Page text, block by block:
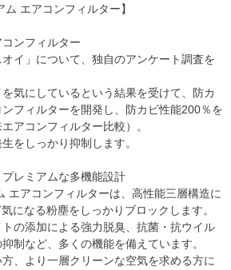
ム エアコンフィルター】
ンフィルター
イ」について、独自のアンケート調査を
気にしているという結果を受けて、防カ
フィルターを開発し、防カビ性能200％を
アコンフィルター比較）。
をしっかり抑制します。
レミアムな多機能設計
エアコンフィルターは、高性能三層構造に
になる粉塵をしっかりブロックします。
の添加による強力脱臭、抗菌・抗ウイル
制など、多くの機能を備えています。
、より一層クリーンな空気を求める方に